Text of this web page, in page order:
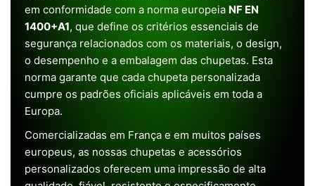
em conformidade com a norma europeia NF EN
1400+A1, que define os critérios essenciais de
segurança relacionados com os materiais, o design,
o desempenho e a embalagem das chupetas. Esta
norma garante que cada chupeta personalizada
cumpre os padrões oficiais aplicáveis em toda a
Europa.
Comercializadas em França e em muitos países
europeus, as nossas chupetas e acessórios
personalizados oferecem uma impressão de alta